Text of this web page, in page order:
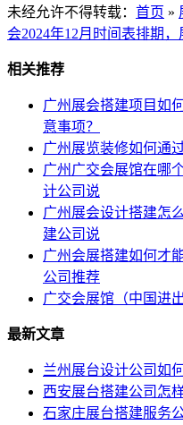
未经允许不得转载： 首页 »
会2024年12月时间表排期
相关推荐
广州展会搭建项目如
意事项？
广州展览装修如何通
广州广交会展馆在哪
计公司说
广州展会设计搭建怎
建公司说
广州会展搭建如何才
公司推荐
广交会展馆（中国进
最新文章
兰州展台设计公司如
西安展台搭建公司怎
石家庄展台搭建服务